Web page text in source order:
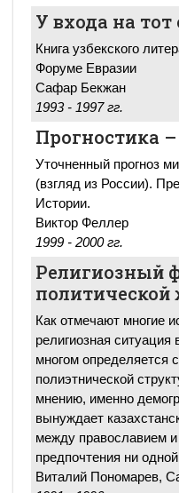
У входа на тот
Книга узбекского
Форуме Евразии
Сафар Бекжан
1993 - 1997 гг.
Прогностика
Уточненный прогноз
(взгляд из России).
Истории.
Виктор Феллер
1999 - 2000 гг.
Религиозный
политической
Как отмечают многие
религиозная ситуация
многом определяется
полиэтнической
мнению, именно
вынуждает
между православием
предпочтения ни
Виталий Пономарев,